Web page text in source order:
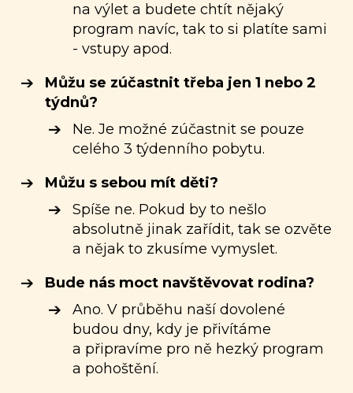
na výlet a budete chtít nějaký
program navíc, tak to si platíte sami
- vstupy apod.
Můžu se zúčastnit třeba jen 1 nebo 2
týdnů?
Ne. Je možné zúčastnit se pouze
celého 3 týdenního pobytu.
Můžu s sebou mít děti?
Spíše ne. Pokud by to nešlo
absolutně jinak zařídit, tak se ozvěte
a nějak to zkusíme vymyslet.
Bude nás moct navštěvovat rodina?
Ano. V průběhu naší dovolené
budou dny, kdy je přivítáme
a připravíme pro ně hezký program
a pohoštění.